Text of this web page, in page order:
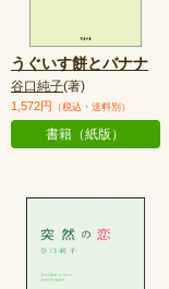
うぐいす餅とバナナ
谷口純子(著)
1,572円 （税込・送料別）
書籍（紙版）